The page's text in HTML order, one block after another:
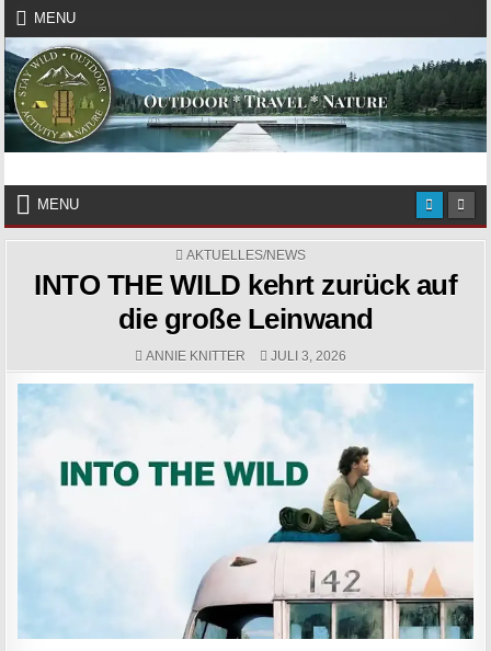
Skip to content
MENU
STAY WILD – OUTDOOR
MENU
POSTED IN
AKTUELLES/NEWS
INTO THE WILD kehrt zurück auf
die große Leinwand
AUTHOR:
ANNIE KNITTER PUBLISHED DATE:
JULI 3, 2026